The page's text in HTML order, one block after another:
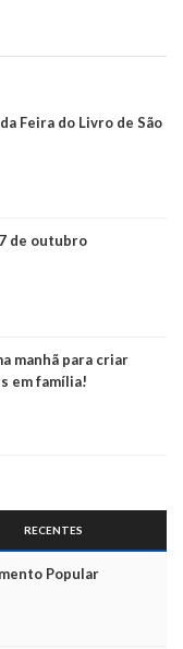
Feira do Livro de São
de outubro
manhã para criar
em família!
RECENTES
Popular